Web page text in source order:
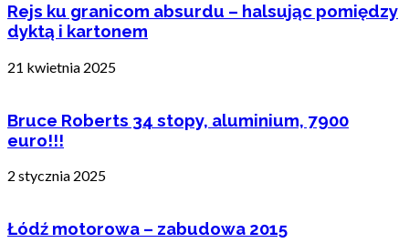
Rejs ku granicom absurdu – halsując pomiędzy
dyktą i kartonem
21 kwietnia 2025
Bruce Roberts 34 stopy, aluminium, 7900
euro!!!
2 stycznia 2025
Łódź motorowa – zabudowa 2015